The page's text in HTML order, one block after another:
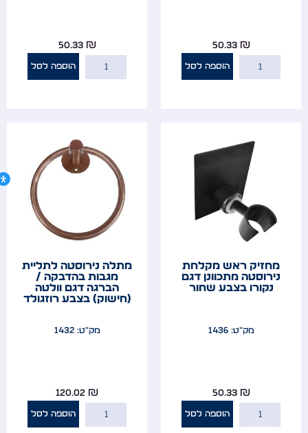
50.33₪
הוספה לסל
50.33₪
הוספה לסל
מחזיק ראש מקלחת
נירוסטה מתכוונן דגם
נקורו בצבע שחור
מק"ט: 1436
50.33₪
הוספה לסל
מתלה נירוסטה לתליית
מגבות בהדבקה /
הברגה דגם וולטה
(חישוק) בצבע רוזגולד
מק"ט: 1432
120.02₪
הוספה לסל